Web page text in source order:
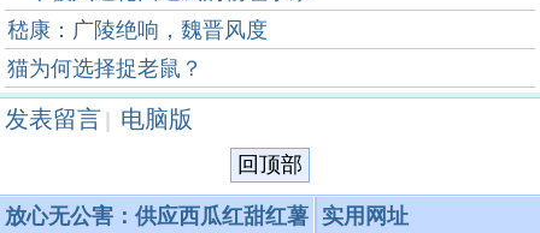
嵇康：广陵绝响，魏晋风度
猫为何选择捉老鼠？
发表留言 电脑版
回顶部
放心无公害：供应西瓜红甜红薯 实用网址